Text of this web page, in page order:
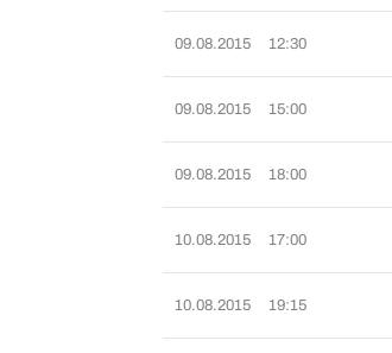
09.08.2015 12:30
09.08.2015 15:00
09.08.2015 18:00
10.08.2015 17:00
10.08.2015 19:15